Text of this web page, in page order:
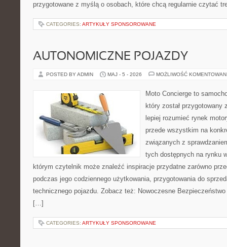
przygotowane z myślą o osobach, które chcą regularnie czytać
CATEGORIES: ARTYKUŁY SPONSOROWANE
AUTONOMICZNE POJAZDY
POSTED BY ADMIN MAJ - 5 - 2026 MOŻLIWOŚĆ
Moto Concierge to
który został
lepiej rozumieć rynek
przede wszystkim na
związanych z
tych dostępnych na rynku
którym czytelnik może znaleźć inspiracje przydatne zarówno
podczas jego codziennego użytkowania, przygotowania do
technicznego pojazdu. Zobacz też: Nowoczesne
[…]
CATEGORIES: ARTYKUŁY SPONSOROWANE